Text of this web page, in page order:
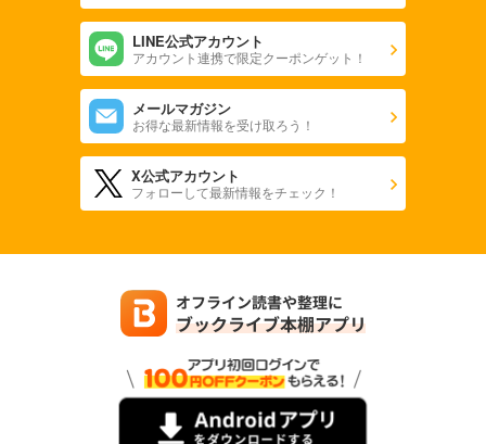
LINE公式アカウント
アカウント連携で限定クーポンゲット！
メールマガジン
お得な最新情報を受け取ろう！
X公式アカウント
フォローして最新情報をチェック！